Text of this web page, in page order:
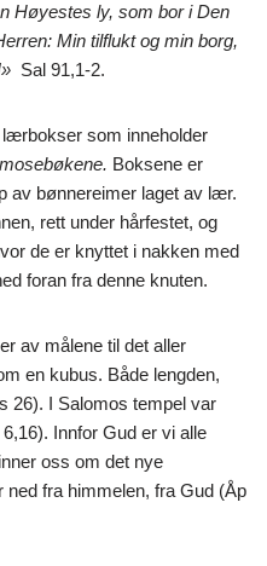
Høyestes ly, som bor i Den
Min tilflukt og min borg,
Sal 91,1-2.
som inneholder
Boksene er
av bønnereimer laget av lær.
rett under hårfestet, og
de er knyttet i nakken med
foran fra denne knuten.
av målene til det aller
en kubus. Både lengden,
26). I Salomos tempel var
Innfor Gud er vi alle
oss om det nye
fra himmelen, fra Gud (Åp